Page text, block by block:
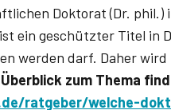
Doktorat (Dr.
ein geschützter Titel in
werden darf. Daher
zum Thema
ratgeber/welche-